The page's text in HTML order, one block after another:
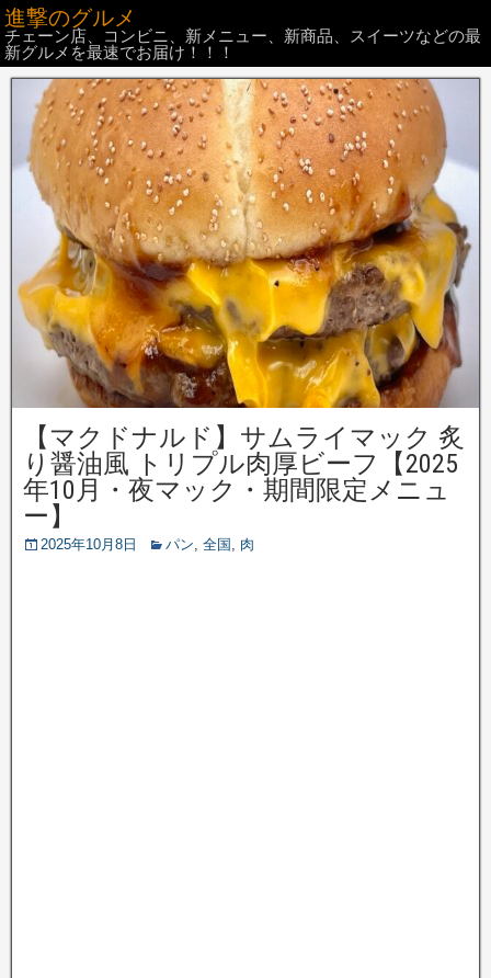
進撃のグルメ
チェーン店、コンビニ、新メニュー、新商品、スイーツなどの最
新グルメを最速でお届け！！！
【マクドナルド】サムライマック 炙
り醤油風 トリプル肉厚ビーフ【2025
年10月・夜マック・期間限定メニュ
ー】
2025年10月8日 パン, 全国 , 肉